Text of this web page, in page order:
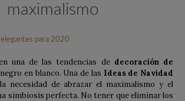
maximalismo
una de las tendencias de decoración de
en blanco. Una de las Ideas de Navidad
necesidad de abrazar el maximalismo y el
simbiosis perfecta. No tener que eliminar los